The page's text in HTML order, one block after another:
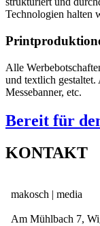
Technologien halten
Alle
und textlich
Messebanner, etc.
Bereit für
KONTAKT
makosch | media
Am Mühlbach 7,